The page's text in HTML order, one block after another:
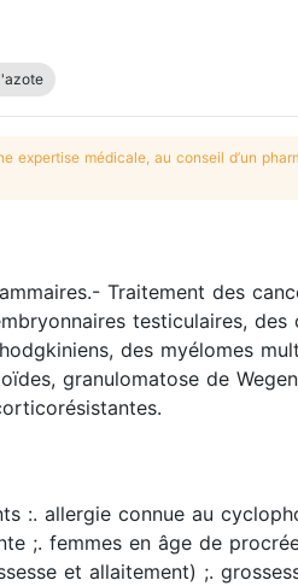
médicale, au conseil d’un
Traitement des
testiculaires, des
des myélomes
granulomatose de
:. allergie connue au
;. femmes en âge de
et allaitement) ;.